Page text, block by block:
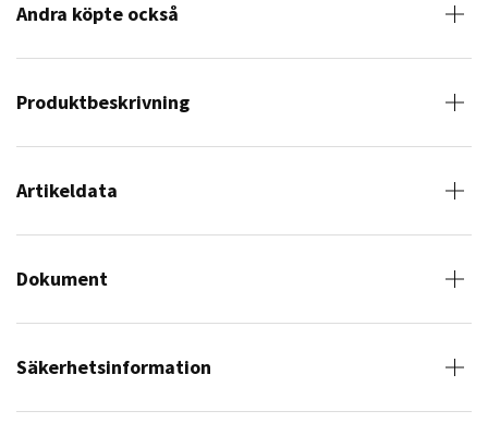
Andra köpte också
Produktbeskrivning
Artikeldata
Dokument
Säkerhetsinformation